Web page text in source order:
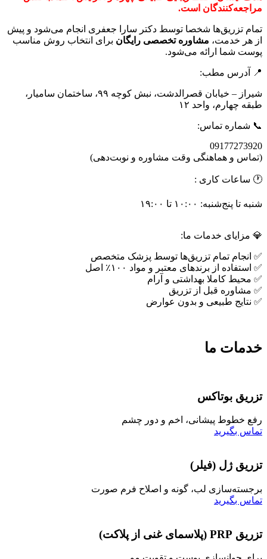
مراجعه‌کنندگان است.
تمام تزریق‌ها شخصا توسط دکتر سارا جعفری انجام می‌شود و پیش
از هر خدمت، مشاوره تخصصی رایگان برای انتخاب روش مناسب
پوست شما ارائه می‌شود.
📍 آدرس مطب:
شیراز – خیابان قصرالدشت، نبش کوچه ۹۹، ساختمان سامیار،
طبقه چهارم، واحد ۱۲
📞 شماره تماس:
09177273920
(تماس و هماهنگی وقت مشاوره و نوبت‌دهی)
🕐 ساعات کاری :
شنبه تا پنج‌شنبه: ۱۰:۰۰ تا ۱۹:۰۰
💎 مزایای خدمات ما:
✅ انجام تمام تزریق‌ها توسط پزشک متخصص
✅ استفاده از برندهای معتبر و مواد ۱۰۰٪ اصل
✅ محیط کاملا بهداشتی و آرام
✅ مشاوره قبل از تزریق
✅ نتایج طبیعی و بدون عوارض
خدمات ما
تزریق بوتاکس
رفع خطوط پیشانی، اخم و دور چشم
تماس بگیرید
تزریق ژل (فیلر)
برجسته‌سازی لب، گونه و اصلاح فرم صورت
تماس بگیرید
تزریق PRP (پلاسمای غنی از پلاکت)